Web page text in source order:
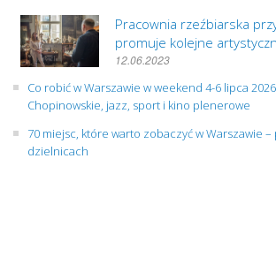
Pracownia rzeźbiarska
promuje kolejne
12.06.2023
Co robić w Warszawie w weekend 4-6 lipca
Chopinowskie, jazz, sport i kino plenerowe
70 miejsc, które warto zobaczyć w Warszawie
dzielnicach